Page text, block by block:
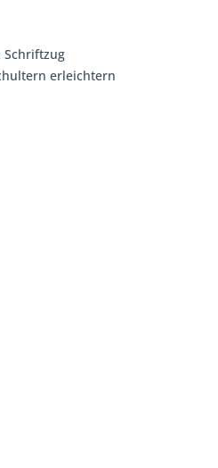
Schriftzug
erleichtern